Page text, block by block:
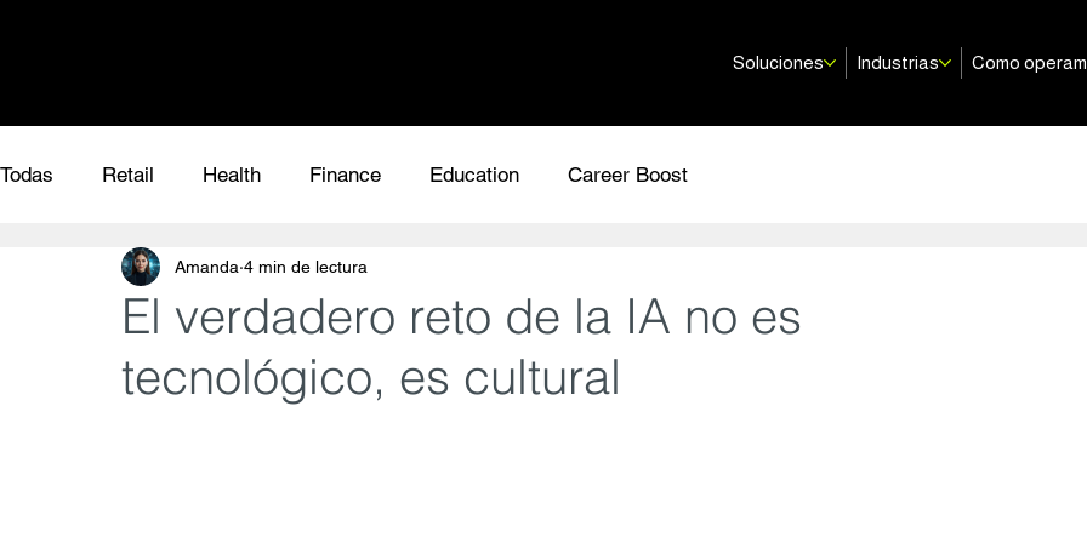
Soluciones Industrias Como
Todas Retail Health Finance Education Career Boost
El verdadero reto de la IA no es
tecnológico, es cultural
Amanda 4 min de lectura